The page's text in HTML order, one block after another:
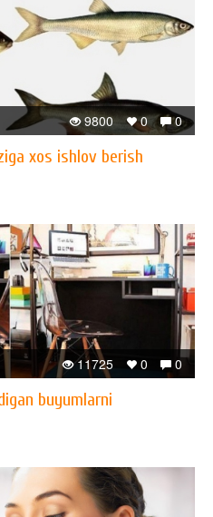
0
0
9800
xos ishlov berish
0
0
11725
buyumlarni